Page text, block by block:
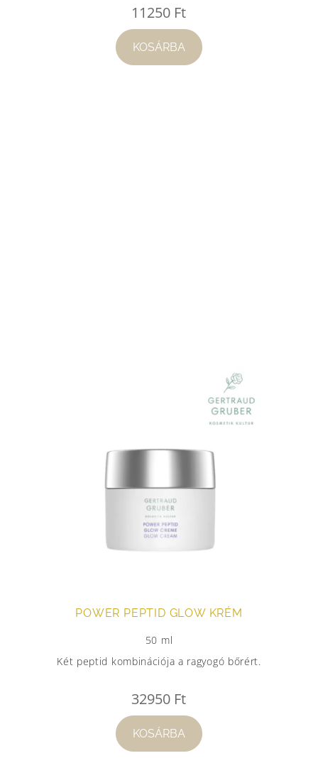
11250 Ft
KOSÁRBA
POWER PEPTID GLOW KRÉM
50 ml
Két peptid kombinációja a ragyogó bőrért.
32950 Ft
KOSÁRBA